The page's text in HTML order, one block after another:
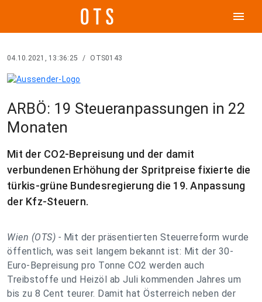
menu
04.10.2021, 13:36:25 / OTS0143
ARBÖ: 19 Steueranpassungen in 22
Monaten
Mit der CO2-Bepreisung und der damit
verbundenen Erhöhung der Spritpreise fixierte die
türkis-grüne Bundesregierung die 19. Anpassung
der Kfz-Steuern.
Wien (OTS) - Mit der präsentierten Steuerreform wurde
öffentlich, was seit langem bekannt ist: Mit der 30-
Euro-Bepreisung pro Tonne CO2 werden auch
Treibstoffe und Heizöl ab Juli kommenden Jahres um
bis zu 8 Cent teurer. Damit hat Österreich neben der